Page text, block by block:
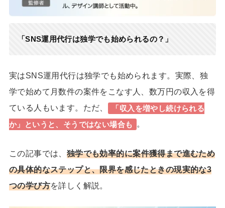
「SNS運用代行は独学でも始められるの？」
実はSNS運用代行は独学でも始められます。実際、独
学で始めて月数件の案件をこなす人、数万円の収入を得
ている人もいます。ただ、
「収入を増やし続けられる
か」というと、そうではない場合も
。
この記事では、 独学でも効率的に案件獲得まで進むため
の具体的なステップと、限界を感じたときの現実的な3
つの学び方を詳しく解説。